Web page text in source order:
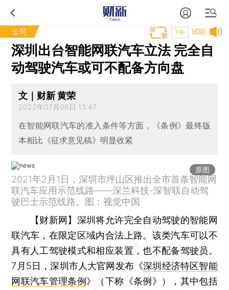
公司 试听
T中
深圳出台智能网联汽车立法 完全自
动驾驶汽车或可不配备方向盘
文｜财新 黄荣
2022年07月06日 13:47
在智能网联汽车的准入条件等方面，《条例》最终版
本相比《征求意见稿》明显收紧
原图
2021年2月1日，深圳市坪山区推出全市首条智能网
联汽车应用示范线路——深兰科技-深智联自动驾
驶巴士示范线路。图：视觉中国
【财新网】 深圳将允许完全自动驾驶的智能网
联汽车，在限定区域内合法上路。该类汽车可以不
具有人工驾驶模式和相应装置，也不配备驾驶员。
7月5日，深圳市人大官网发布《深圳经济特区智能
网联汽车管理条例 》（下称《条例》），其中包括